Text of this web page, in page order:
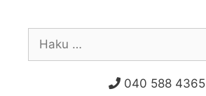
sisältöön
Haku:
040 588 4365